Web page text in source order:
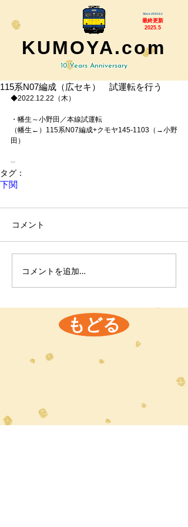
Since 2015.6.1
最終更新
2025.5
KUMOYA.com
10 Years Anniversary
115系N07編成（広セキ） 試運転を行う
◆2022.12.22（木）
・幡生～小野田／本線試運転
（幡生←）115系N07編成+クモヤ145-1103（→小野
田）
--
タグ：
下関
コメント
コメントを追加…
もどる